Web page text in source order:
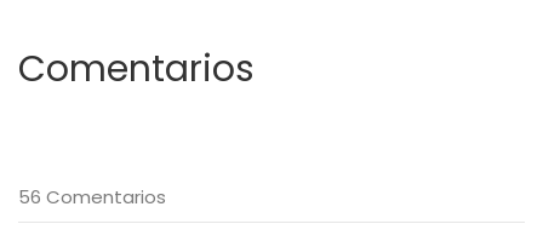
Comentarios
56 Comentarios